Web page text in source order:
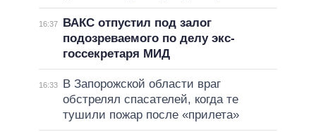
16:37
ВАКС отпустил под залог
подозреваемого по делу экс-
госсекретаря МИД
16:33
В Запорожской области враг
обстрелял спасателей, когда те
тушили пожар после «прилета»